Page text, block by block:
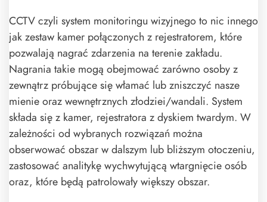
CCTV czyli system monitoringu wizyjnego to nic innego
jak zestaw kamer połączonych z rejestratorem, które
pozwalają nagrać zdarzenia na terenie zakładu.
Nagrania takie mogą obejmować zarówno osoby z
zewnątrz próbujące się włamać lub zniszczyć nasze
mienie oraz wewnętrznych złodziei/wandali. System
składa się z kamer, rejestratora z dyskiem twardym. W
zależności od wybranych rozwiązań można
obserwować obszar w dalszym lub bliższym otoczeniu,
zastosować analitykę wychwytującą wtargnięcie osób
oraz, które będą patrolowały większy obszar.